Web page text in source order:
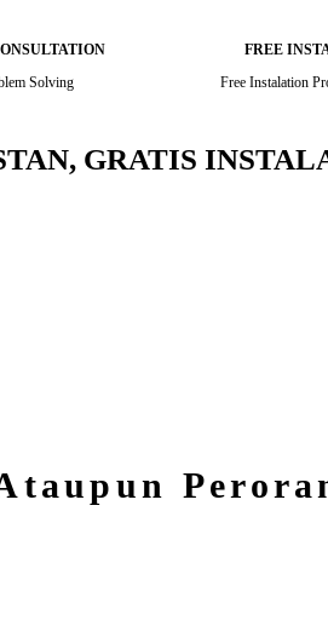
Solving
FREE
Free Instalation
GRATIS